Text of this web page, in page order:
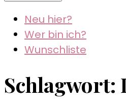
Neu hier?
Wer bin ich?
Wunschliste
Schlagwort: